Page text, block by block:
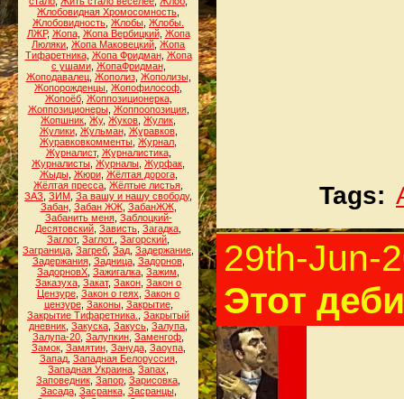
Жлобовидная Хромосомность
Жлобовидность Жлобы Жлобы.
ЛЖР, Жопа, Жопа Вербицкий, Жопа
Люляки Жопа Маковецкий Жопа
Тифаретника, Жопа Фридман, Жопа
с ушами, ЖопаФридман,
Жоподавалец, Жополиз, Жополизы,
Жопорожденцы Жопофилософ
Жопоёб, Жоппозиционерка,
Жоппозиционеры, Жоппоопозиция,
Жопшник Жу, Жуков Жулик
Жулики, Жульман, Журавков,
Журавковкомменты Журнал
Журналист, Журналистика,
Журналисты Журналы Журфак
Жыды, Жюри, Жёлтая дорога,
Жёлтая пресса Жёлтые листья
ЗАЗ ЗИМ За вашу и нашу свободу,
Забан, Забан ЖЖ, ЗабанЖЖ,
Забанить меня, Заблоцкий-
Десятовский Зависть Загадка
Заглот, Заглот. Загорский
Заграница Загреб Зад Задержание
Задержания, Задница, Задорнов,
ЗадорновХ Зажигалка Зажим
Заказуха Закат, Закон Закон о
Цензуре Закон о геях Закон о
цензуре, Законы, Закрытие,
Закрытие Тифаретника.
Закрытый
дневник Закуска Закусь Залупа
Залупа-20 Залупкин Заменгоф
Замок, Замятин, Зануда, Заоупа,
Запад, Западная Белоруссия,
Западная Украина Запах
Заповедник Запор Зарисовка
Засада, Засранка, Засранцы,
Tags:
29th-Jun-
Этот